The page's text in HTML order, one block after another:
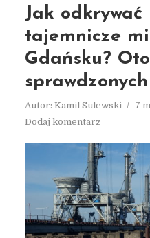
Jak
tajemnicze
Gdańsku?
Autor: Kamil Sulewski
7
Dodaj komentarz